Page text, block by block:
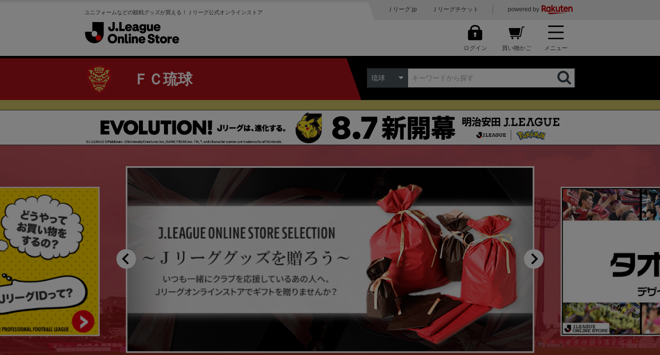
ユニフォームなどの観戦グッズが買える！Ｊリーグ公式オンラインストア Ｊリーグ.jp Ｊリーグチケット powered by
ログイン 買い物かご メニュー
ＦＣ琉球 琉球